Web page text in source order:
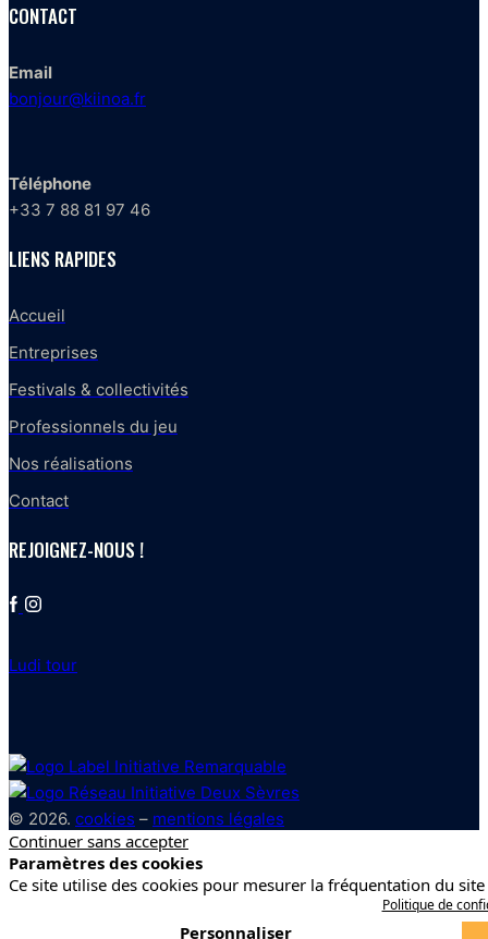
CONTACT
Email
bonjour@kiinoa.fr
Téléphone
+33 7 88 81 97 46
LIENS RAPIDES
Accueil
Entreprises
Festivals & collectivités
Professionnels du jeu
Nos réalisations
Contact
REJOIGNEZ-NOUS !
Ludi tour
© 2026. cookies – mentions légales